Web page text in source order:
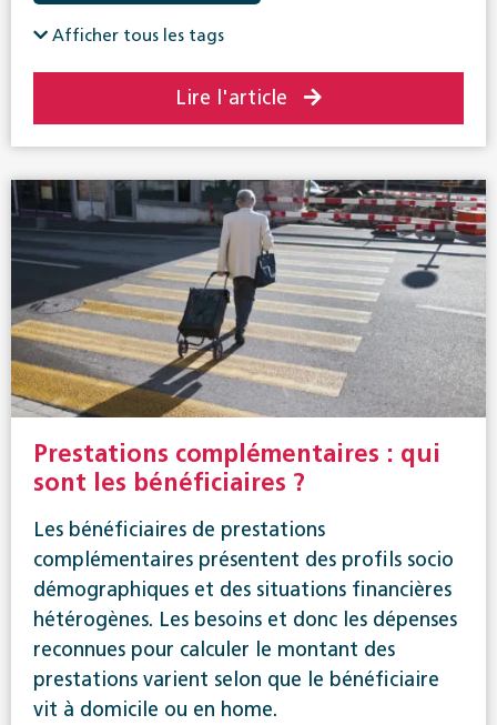
Afficher tous les tags
Lire l'article
Prestations complémentaires : qui
sont les bénéficiaires ?
Les bénéficiaires de prestations
complémentaires présentent des profils socio
démographiques et des situations financières
hétérogènes. Les besoins et donc les dépenses
reconnues pour calculer le montant des
prestations varient selon que le bénéficiaire
vit à domicile ou en home.